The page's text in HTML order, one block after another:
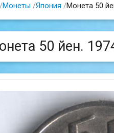
/Монеты /Япония /Монета 50
50 йен.